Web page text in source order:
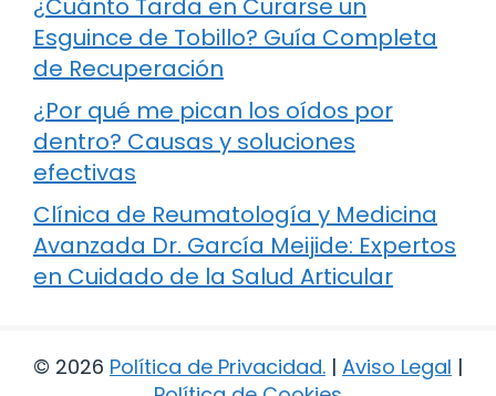
Esguince de Tobillo? Guía Completa
de Recuperación
¿Por qué me pican los oídos por
dentro? Causas y soluciones
efectivas
Clínica de Reumatología y Medicina
Avanzada Dr. García Meijide: Expertos
en Cuidado de la Salud Articular
© 2026 Política de Privacidad. | Aviso Legal |